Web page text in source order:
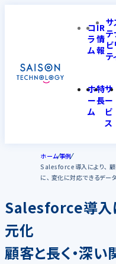
コ
ラ
ム
IR
情
報
サ
テ
ビ
テ
ホ
ー
ム
特
長
サ
ー
ビ
ス
ホーム事例
Salesforce導入により､ 顧
に､ 変化に対応できるデー
Salesforce導入
元化
顧客と長く・深